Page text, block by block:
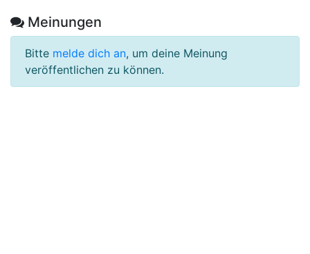
Meinungen
Bitte melde dich an, um deine Meinung
veröffentlichen zu können.